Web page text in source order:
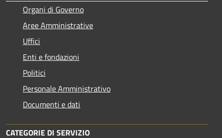
Organi di Governo
Aree Amministrative
Uffici
Enti e fondazioni
Politici
Personale Amministrativo
Documenti e dati
CATEGORIE DI SERVIZIO